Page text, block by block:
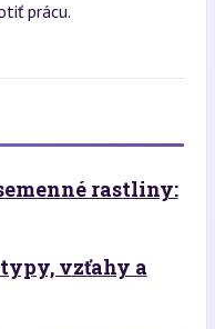
prácu.
rastliny:
vzťahy a